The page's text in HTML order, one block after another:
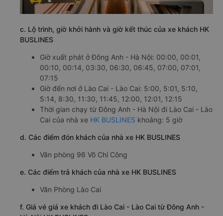
c. Lộ trình, giờ khởi hành và giờ kết thúc của xe khách HK
BUSLINES
Giờ xuất phát ở Đông Anh - Hà Nội: 00:00, 00:01,
00:10, 00:14, 03:30, 06:30, 06:45, 07:00, 07:01,
07:15
Giờ đến nơi ở Lào Cai - Lào Cai: 5:00, 5:01, 5:10,
5:14, 8:30, 11:30, 11:45, 12:00, 12:01, 12:15
Thời gian chạy từ Đông Anh - Hà Nội đi Lào Cai - Lào
Cai của nhà xe HK BUSLINES khoảng: 5 giờ
d. Các điểm đón khách của nhà xe HK BUSLINES
Văn phòng 96 Võ Chí Công
e. Các điểm trả khách của nhà xe HK BUSLINES
Văn Phòng Lào Cai
f. Giá vé giá xe khách đi Lào Cai - Lào Cai từ Đông Anh -